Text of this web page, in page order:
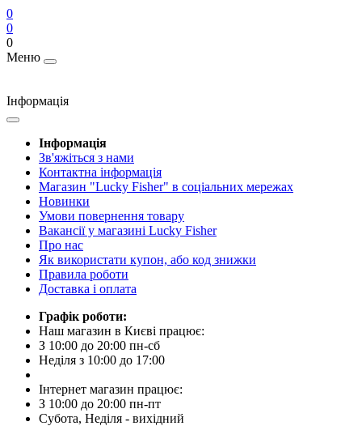
0
0
0
Меню
Інформація
Інформація
Зв'яжіться з нами
Контактна інформація
Магазин "Lucky Fisher" в соціальних мережах
Новинки
Умови повернення товару
Вакансії у магазині Lucky Fisher
Про нас
Як використати купон, або код знижки
Правила роботи
Доставка і оплата
Графік роботи:
Наш магазин в Києві працює:
З 10:00 до 20:00 пн-сб
Неділя з 10:00 до 17:00
Інтернет магазин працює:
З 10:00 до 20:00 пн-пт
Субота, Неділя - вихідний